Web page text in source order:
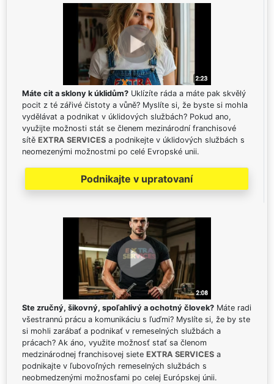
Máte cit a sklony k úklidům? Uklízíte ráda a máte pak skvělý
pocit z té zářivé čistoty a vůně? Myslíte si, že byste si mohla
vydělávat a podnikat v úklidových službách? Pokud ano,
využijte možnosti stát se členem mezinárodní franchisové
sítě EXTRA SERVICES a podnikejte v úklidových službách s
neomezenými možnostmi po celé Evropské unii.
Podnikajte v upratovaní
Ste zručný, šikovný, spoľahlivý a ochotný človek? Máte radi
všestrannú prácu a komunikáciu s ľuďmi? Myslíte si, že by ste
si mohli zarábať a podnikať v remeselných službách a
prácach? Ak áno, využite možnosť stať sa členom
medzinárodnej franchisovej siete EXTRA SERVICES a
podnikajte v ľubovoľných remeselných službách s
neobmedzenými možnosťami po celej Európskej únii.